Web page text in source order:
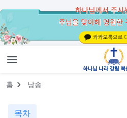
홈 낭송
목차